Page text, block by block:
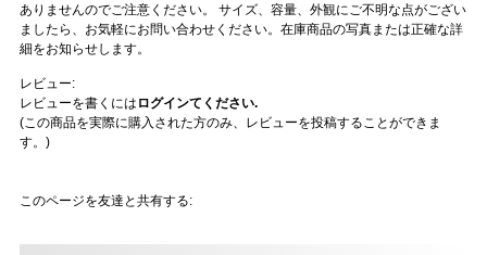
ありませんのでご注意ください。 サイズ、容量、外観にご不明な点がござい
ましたら、お気軽にお問い合わせください。在庫商品の写真または正確な詳
細をお知らせします。
レビュー:
レビューを書くには ログインてください.
(この商品を実際に購入された方のみ、レビューを投稿することができま
す。)
このページを友達と共有する: